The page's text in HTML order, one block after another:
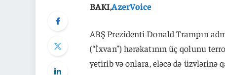
BAKI,AzerVoice
ABŞ Prezidenti Donald Trampın
(“İxvan”) hərəkatının üç qolunu
yetirib və onlara, eləcə də üzvlərinə